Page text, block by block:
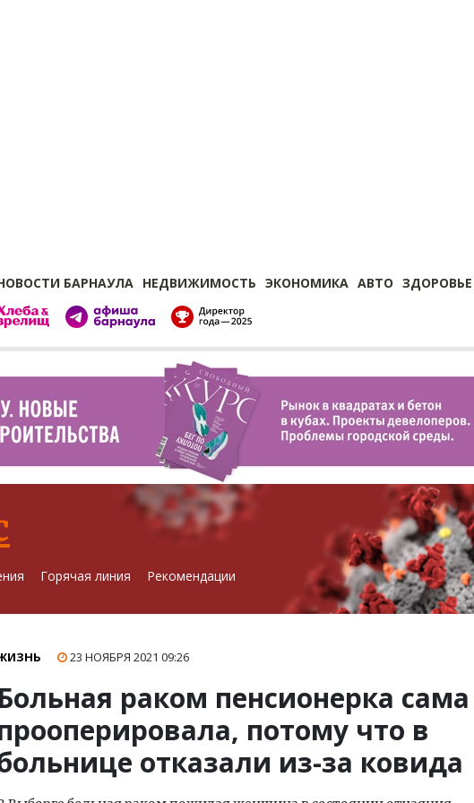
БАРНАУЛА НЕДВИЖИМОСТЬ ЭКОНОМИКА АВТО ЗДОРОВЬЕ
Горячая линия Рекомендации
23 НОЯБРЯ 2021 09:26
Больная раком пенсионерка сама
потому что в
отказали из-за ковида